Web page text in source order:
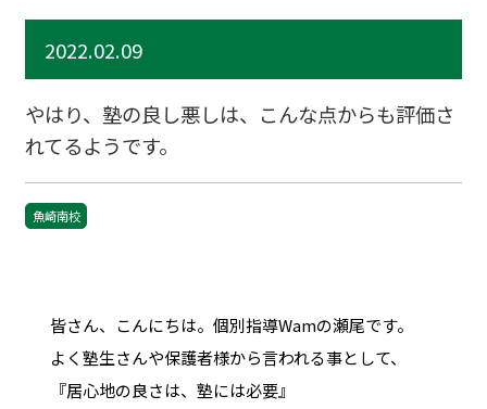
2022.02.09
やはり、塾の良し悪しは、こんな点からも評価さ
れてるようです。
魚崎南校
皆さん、こんにちは。個別指導Wamの瀬尾です。
よく塾生さんや保護者様から言われる事として、
『居心地の良さは、塾には必要』